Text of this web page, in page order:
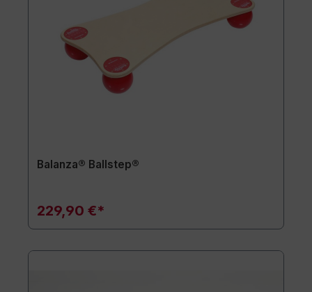
Balanza® Ballstep®
229,90 €*